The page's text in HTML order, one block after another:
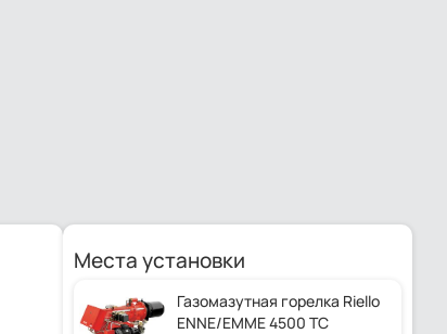
Места установки
Газомазутная горелка Riello
ENNE/EMME 4500 TC